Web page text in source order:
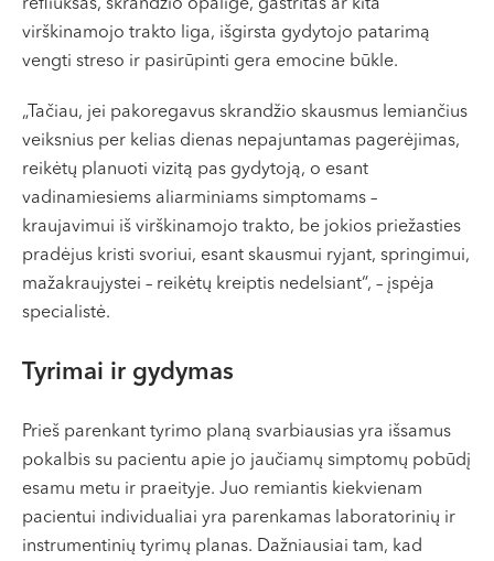
refliuksas, skrandžio opaligė, gastritas ar kita
virškinamojo trakto liga, išgirsta gydytojo patarimą
vengti streso ir pasirūpinti gera emocine būkle.
„Tačiau, jei pakoregavus skrandžio skausmus lemiančius
veiksnius per kelias dienas nepajuntamas pagerėjimas,
reikėtų planuoti vizitą pas gydytoją, o esant
vadinamiesiems aliarminiams simptomams –
kraujavimui iš virškinamojo trakto, be jokios priežasties
pradėjus kristi svoriui, esant skausmui ryjant, springimui,
mažakraujystei – reikėtų kreiptis nedelsiant“, – įspėja
specialistė.
Tyrimai ir gydymas
Prieš parenkant tyrimo planą svarbiausias yra išsamus
pokalbis su pacientu apie jo jaučiamų simptomų pobūdį
esamu metu ir praeityje. Juo remiantis kiekvienam
pacientui individualiai yra parenkamas laboratorinių ir
instrumentinių tyrimų planas. Dažniausiai tam, kad